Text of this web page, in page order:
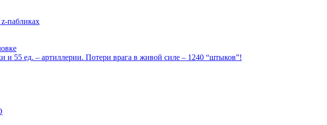
пабликах
55 ед. – артиллерии. Потери врага в живой силе – 1240 “штыков”!